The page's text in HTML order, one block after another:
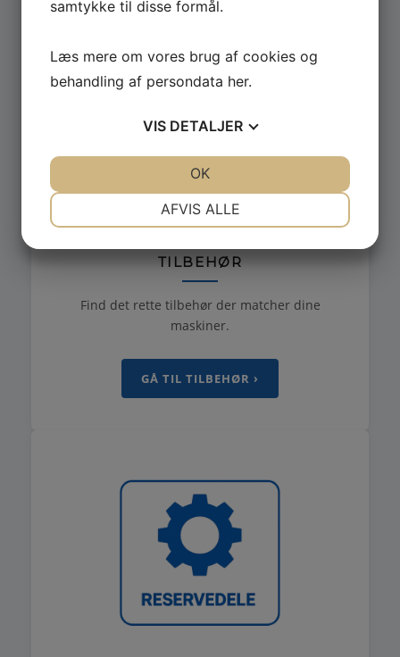
TILBEHØR
Find det rette tilbehør der matcher dine
maskiner.
GÅ TIL TILBEHØR ›
samtykke til disse formål.
Læs mere om vores brug af cookies og
behandling af persondata her.
VIS DETALJER
NØDVENDIGE PRÆFERENCER
MARKETING
AFVIS ALLE
OK